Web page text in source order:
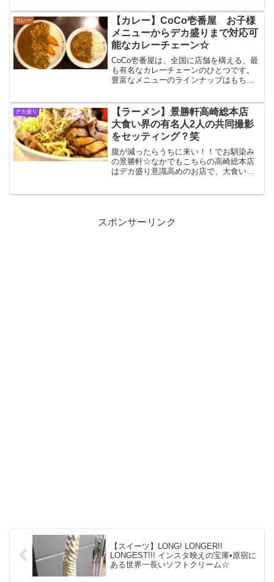
で、有名大食いYouTuberさんも多数来
店！
カレー
【カレー】CoCo壱番屋 お子様
メニューからデカ盛りまで対応可
能なカレーチェーン☆
CoCo壱番屋は、全国に店舗を構える、最
も有名なカレーチェーンのひとつです。
豊富なメニューのラインナップはもちろ
デカ盛りまで頂けるという柔軟性も大き
な魅力です！
デカ盛り
【ラーメン】景勝軒高崎総本店
大食い界の有名人2人の共同撮影
をセッティング？笑
腹が減ったらうちに来い！！でお馴染み
の景勝軒☆なかでもこちらの高崎総本店
はデカ盛り意識高めのお店で、大食い
スポンサーリンク
【スイーツ】LONG! LONGER!!
LONGEST!!! インスタ映えの宝庫•原宿に
ある世界一長いソフトクリーム☆